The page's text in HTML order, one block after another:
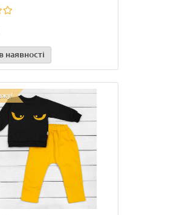
наявності